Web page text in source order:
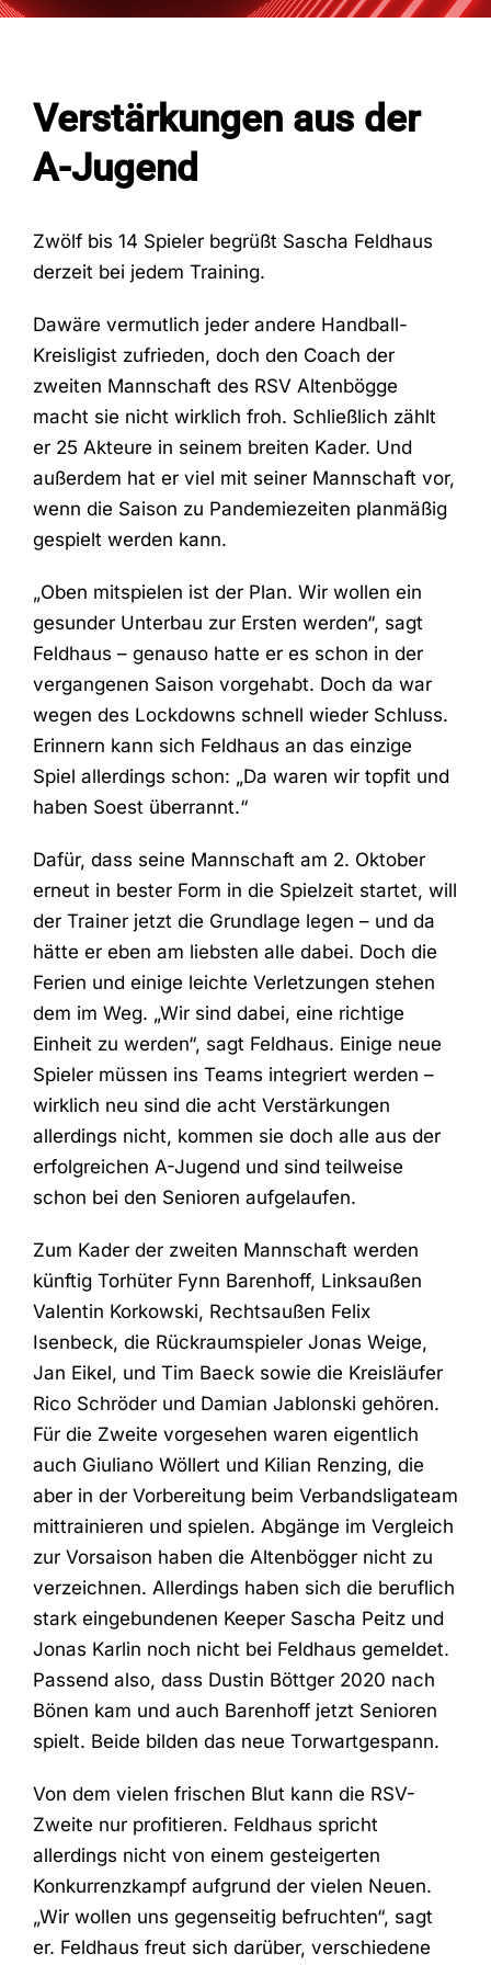
Verstärkungen aus der
A-Jugend
Zwölf bis 14 Spieler begrüßt Sascha Feldhaus
derzeit bei jedem Training.
Dawäre vermutlich jeder andere Handball-
Kreisligist zufrieden, doch den Coach der
zweiten Mannschaft des RSV Altenbögge
macht sie nicht wirklich froh. Schließlich zählt
er 25 Akteure in seinem breiten Kader. Und
außerdem hat er viel mit seiner Mannschaft vor,
wenn die Saison zu Pandemiezeiten planmäßig
gespielt werden kann.
„Oben mitspielen ist der Plan. Wir wollen ein
gesunder Unterbau zur Ersten werden“, sagt
Feldhaus – genauso hatte er es schon in der
vergangenen Saison vorgehabt. Doch da war
wegen des Lockdowns schnell wieder Schluss.
Erinnern kann sich Feldhaus an das einzige
Spiel allerdings schon: „Da waren wir topfit und
haben Soest überrannt.“
Dafür, dass seine Mannschaft am 2. Oktober
erneut in bester Form in die Spielzeit startet, will
der Trainer jetzt die Grundlage legen – und da
hätte er eben am liebsten alle dabei. Doch die
Ferien und einige leichte Verletzungen stehen
dem im Weg. „Wir sind dabei, eine richtige
Einheit zu werden“, sagt Feldhaus. Einige neue
Spieler müssen ins Teams integriert werden –
wirklich neu sind die acht Verstärkungen
allerdings nicht, kommen sie doch alle aus der
erfolgreichen A-Jugend und sind teilweise
schon bei den Senioren aufgelaufen.
Zum Kader der zweiten Mannschaft werden
künftig Torhüter Fynn Barenhoff, Linksaußen
Valentin Korkowski, Rechtsaußen Felix
Isenbeck, die Rückraumspieler Jonas Weige,
Jan Eikel, und Tim Baeck sowie die Kreisläufer
Rico Schröder und Damian Jablonski gehören.
Für die Zweite vorgesehen waren eigentlich
auch Giuliano Wöllert und Kilian Renzing, die
aber in der Vorbereitung beim Verbandsligateam
mittrainieren und spielen. Abgänge im Vergleich
zur Vorsaison haben die Altenbögger nicht zu
verzeichnen. Allerdings haben sich die beruflich
stark eingebundenen Keeper Sascha Peitz und
Jonas Karlin noch nicht bei Feldhaus gemeldet.
Passend also, dass Dustin Böttger 2020 nach
Bönen kam und auch Barenhoff jetzt Senioren
spielt. Beide bilden das neue Torwartgespann.
Von dem vielen frischen Blut kann die RSV-
Zweite nur profitieren. Feldhaus spricht
allerdings nicht von einem gesteigerten
Konkurrenzkampf aufgrund der vielen Neuen.
„Wir wollen uns gegenseitig befruchten“, sagt
er. Feldhaus freut sich darüber, verschiedene